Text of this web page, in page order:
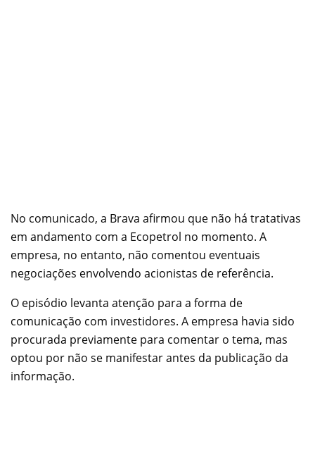
No comunicado, a Brava afirmou que não há tratativas
em andamento com a Ecopetrol no momento. A
empresa, no entanto, não comentou eventuais
negociações envolvendo acionistas de referência.
O episódio levanta atenção para a forma de
comunicação com investidores. A empresa havia sido
procurada previamente para comentar o tema, mas
optou por não se manifestar antes da publicação da
informação.